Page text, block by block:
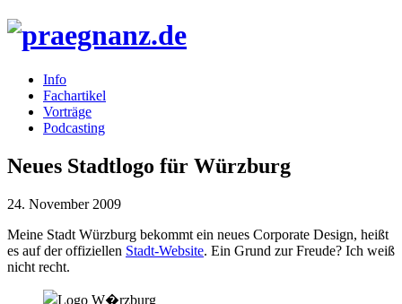
Info
Fachartikel
Vorträge
Podcasting
Neues Stadtlogo für Würzburg
24. November 2009
Meine Stadt Würzburg bekommt ein neues Corporate Design, heißt
es auf der offiziellen Stadt-Website. Ein Grund zur Freude? Ich weiß
nicht recht.